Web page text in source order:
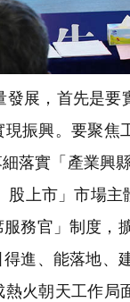
展，首先是要
振興。要聚
落實「產業興
股上市」市場
務官」制度，
進、能落地、
火朝天工作